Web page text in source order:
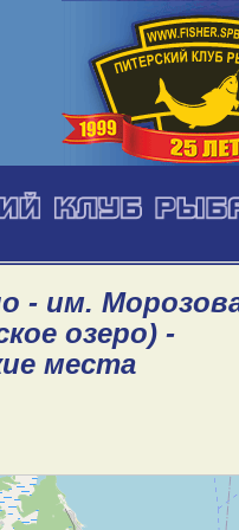
- им.
озеро) -
места